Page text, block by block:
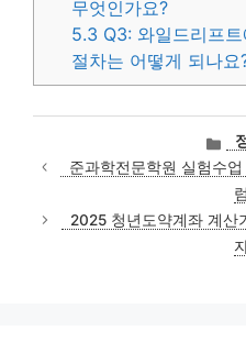
무엇인가요?
5.3 Q3: 와일드리프
절차는 어떻게 되나요
카
테
고
리
준과학전문학원 실험수
럼
2025 청년도약계좌 계산